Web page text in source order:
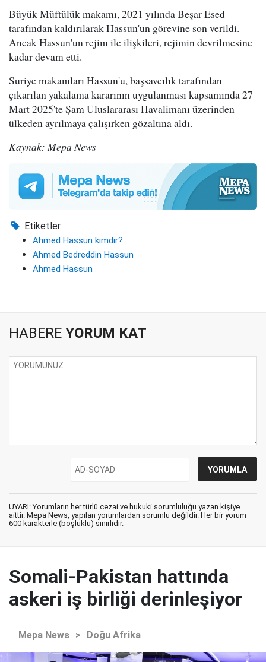
Büyük Müftülük makamı, 2021 yılında Beşar Esed
tarafından kaldırılarak Hassun'un görevine son verildi.
Ancak Hassun'un rejim ile ilişkileri, rejimin devrilmesine
kadar devam etti.
Suriye makamları Hassun'u, başsavcılık tarafından
çıkarılan yakalama kararının uygulanması kapsamında 27
Mart 2025'te Şam Uluslararası Havalimanı üzerinden
ülkeden ayrılmaya çalışırken gözaltına aldı.
Kaynak: Mepa News
Etiketler :
Ahmed Hassun kimdir?
Ahmed Bedreddin Hassun
Ahmed Hassun
HABERE YORUM KAT
UYARI: Yorumların her türlü cezai ve hukuki sorumluluğu yazan kişiye
aittir. Mepa News, yapılan yorumlardan sorumlu değildir. Her bir yorum
600 karakterle (boşluklu) sınırlıdır.
Somali-Pakistan hattında
askeri iş birliği derinleşiyor
Mepa News > Doğu Afrika